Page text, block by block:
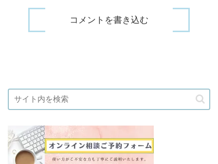
コメントを書き込む